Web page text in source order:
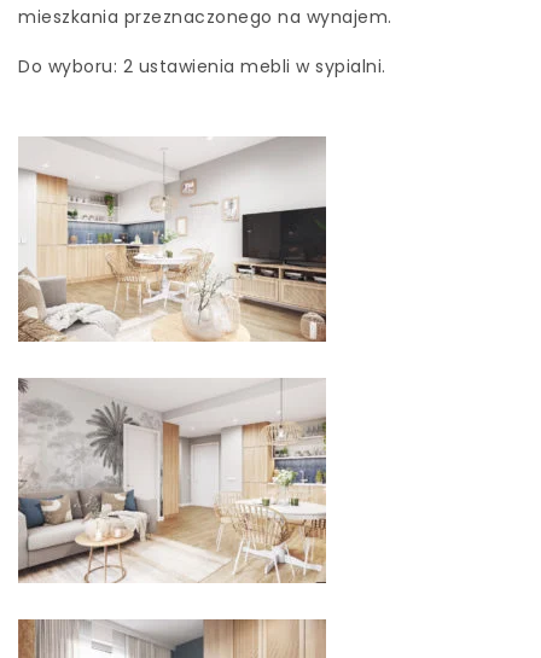
mieszkania przeznaczonego na wynajem.
Do wyboru: 2 ustawienia mebli w sypialni.